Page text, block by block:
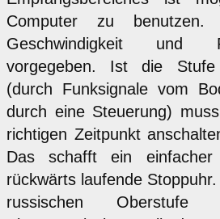
Computer zu
Geschwindigkeit und
vorgegeben. Ist die
(durch Funksignale vom
durch eine Steuerung)
richtigen Zeitpunkt
Das schafft ein
rückwärts laufende Stoppuhr.
russischen Oberstufe